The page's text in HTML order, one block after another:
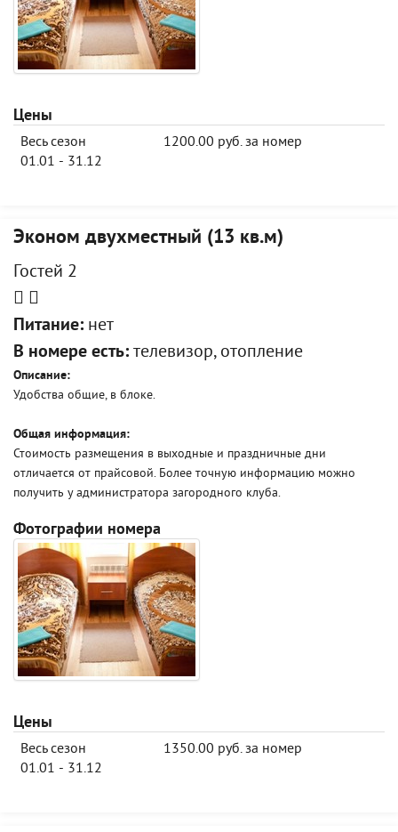
Цены
Весь сезон
01.01 - 31.12
1200.00 руб. за номер
Эконом двухместный (13 кв.м)
Гостей 2
Питание: нет
В номере есть: телевизор, отопление
Описание:
Удобства общие, в блоке.
Общая информация:
Стоимость размещения в выходные и праздничные дни
отличается от прайсовой. Более точную информацию можно
получить у администратора загородного клуба.
Фотографии номера
Цены
Весь сезон
01.01 - 31.12
1350.00 руб. за номер